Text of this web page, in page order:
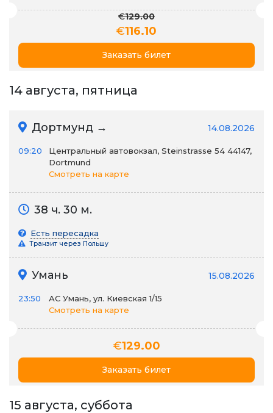
€129.00
€116.10
Заказать билет
14 августа, пятница
Дортмунд → 14.08.2026
09:20
Центральный автовокзал, Steinstrasse 54 44147,
Dortmund
Смотреть на карте
38 ч. 30 м.
Есть пересадка
Транзит через Польшу
Умань 15.08.2026
23:50
АС Умань, ул. Киевская 1/15
Смотреть на карте
€129.00
Заказать билет
15 августа, суббота